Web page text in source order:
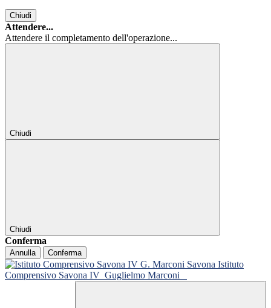
Chiudi
Attendere...
Attendere il completamento dell'operazione...
Chiudi
Chiudi
Conferma
Annulla Conferma
Istituto
Comprensivo Savona IV Guglielmo Marconi